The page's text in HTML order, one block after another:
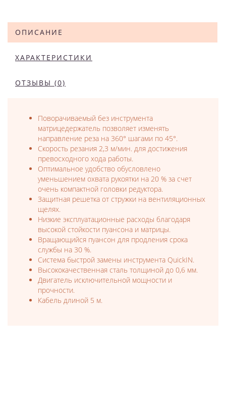
ОПИСАНИЕ
ХАРАКТЕРИСТИКИ
ОТЗЫВЫ (0)
Поворачиваемый без инструмента
матрицедержатель позволяет изменять
направление реза на 360° шагами по 45°.
Скорость резания 2,3 м/мин. для достижения
превосходного хода работы.
Оптимальное удобство обусловлено
уменьшением охвата рукоятки на 20 % за счет
очень компактной головки редуктора.
Защитная решетка от стружки на вентиляционных
щелях.
Низкие эксплуатационные расходы благодаря
высокой стойкости пуансона и матрицы.
Вращающийся пуансон для продления срока
службы на 30 %.
Система быстрой замены инструмента QuickIN.
Высококачественная сталь толщиной до 0,6 мм.
Двигатель исключительной мощности и
прочности.
Кабель длиной 5 м.